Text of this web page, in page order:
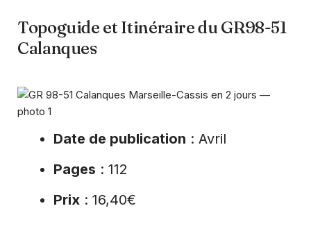
Topoguide et Itinéraire du GR98-51
Calanques
Date de publication : Avril
Pages : 112
Prix: 16,40€